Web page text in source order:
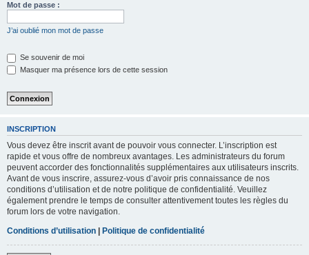
Mot de passe :
J’ai oublié mon mot de passe
Se souvenir de moi
Masquer ma présence lors de cette session
INSCRIPTION
Vous devez être inscrit avant de pouvoir vous connecter. L’inscription est
rapide et vous offre de nombreux avantages. Les administrateurs du forum
peuvent accorder des fonctionnalités supplémentaires aux utilisateurs inscrits.
Avant de vous inscrire, assurez-vous d’avoir pris connaissance de nos
conditions d’utilisation et de notre politique de confidentialité. Veuillez
également prendre le temps de consulter attentivement toutes les règles du
forum lors de votre navigation.
Conditions d’utilisation | Politique de confidentialité